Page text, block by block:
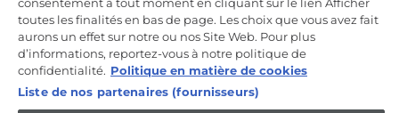
FR / Français
toutes les finalités en bas de page. Les choix que vous avez fait
aurons un effet sur notre ou nos Site Web. Pour plus
d’informations, reportez-vous à notre politique de
confidentialité. Politique en matière de cookies
Liste de nos partenaires (fournisseurs)